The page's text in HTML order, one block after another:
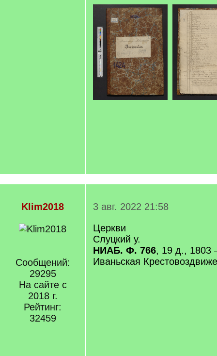
Klim2018
Сообщений:
29295
На сайте с
2018 г.
Рейтинг:
32459
3 авг. 2022 21:58
Церкви
Слуцкий у.
НИАБ. Ф. 766, 19 д., 1803
Иваньская